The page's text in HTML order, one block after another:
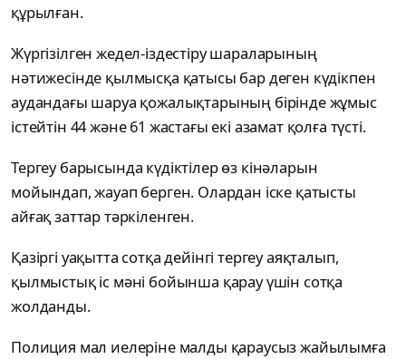
құрылған.
Жүргізілген жедел-іздестіру шараларының
нәтижесінде қылмысқа қатысы бар деген күдікпен
аудандағы шаруа қожалықтарының бірінде жұмыс
істейтін 44 және 61 жастағы екі азамат қолға түсті.
Тергеу барысында күдіктілер өз кінәларын
мойындап, жауап берген. Олардан іске қатысты
айғақ заттар тәркіленген.
Қазіргі уақытта сотқа дейінгі тергеу аяқталып,
қылмыстық іс мәні бойынша қарау үшін сотқа
жолданды.
Полиция мал иелеріне малды қараусыз жайылымға